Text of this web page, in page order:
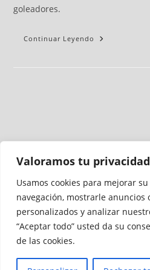
Valoramos tu privacidad
Usamos cookies para mejorar
navegación, mostrarle anuncios
personalizados y analizar
“Aceptar todo” usted da su
de las cookies.
goleadores.
Continuar Leyendo
Medio auditado por